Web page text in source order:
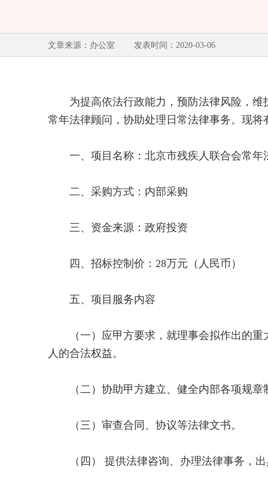
文章来源：办公室 发表时间：2020-03-06
为提高依法行政能力，预防法律风险，维
常年法律顾问，协助处理日常法律事务。现将
一、项目名称：北京市残疾人联合会常年
二、采购方式：内部采购
三、资金来源：政府投资
四、招标控制价：28万元（人民币）
五、项目服务内容
（一）应甲方要求，就理事会拟作出的重
人的合法权益。
（二）协助甲方建立、健全内部各项规章
（三）审查合同、协议等法律文书。
（四） 提供法律咨询、办理法律事务，出